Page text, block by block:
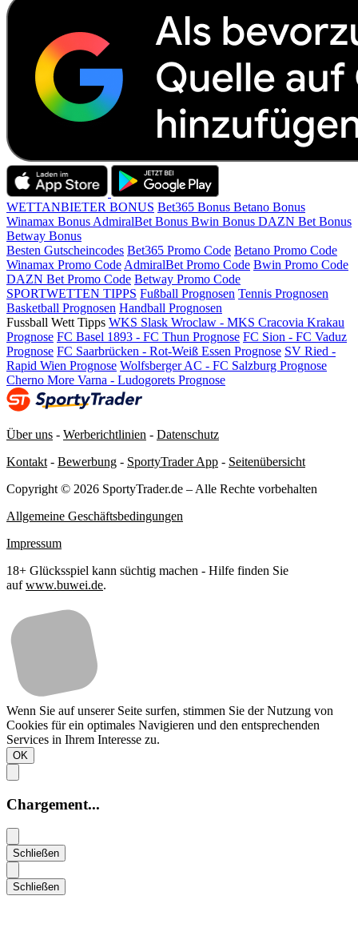
WETTANBIETER BONUS Bet365 Bonus Betano Bonus
Winamax Bonus AdmiralBet Bonus Bwin Bonus DAZN Bet Bonus
Betway Bonus
Besten Gutscheincodes Bet365 Promo Code Betano Promo Code
Winamax Promo Code AdmiralBet Promo Code Bwin Promo Code
DAZN Bet Promo Code Betway Promo Code
SPORTWETTEN TIPPS Fußball Prognosen Tennis Prognosen
Basketball Prognosen Handball Prognosen
Fussball Wett Tipps WKS Slask Wroclaw - MKS Cracovia Krakau
Prognose FC Basel 1893 - FC Thun Prognose FC Sion - FC Vaduz
Prognose FC Saarbrücken - Rot-Weiß Essen Prognose SV Ried -
Rapid Wien Prognose Wolfsberger AC - FC Salzburg Prognose
Cherno More Varna - Ludogorets Prognose
Über uns - Werberichtlinien - Datenschutz
Kontakt - Bewerbung - SportyTrader App - Seitenübersicht
Copyright © 2026 SportyTrader.de – Alle Rechte vorbehalten
Allgemeine Geschäftsbedingungen
Impressum
18+ Glücksspiel kann süchtig machen - Hilfe finden Sie
aufwww.buwei.de.
Wenn Sie auf unserer Seite surfen, stimmen Sie der Nutzung von
Cookies für ein optimales Navigieren und den entsprechenden
Services in Ihrem Interesse zu.
OK
Chargement...
Schließen
Schließen